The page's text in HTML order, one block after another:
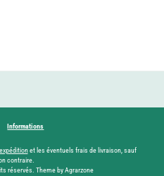
Informations
et les éventuels frais de livraison, sauf
contraire.
réservés. Theme by Agrarzone